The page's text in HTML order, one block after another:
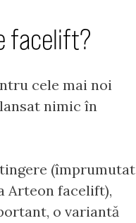
facelift?
cele mai noi
nimic în
(împrumutat
Arteon facelift),
o variantă